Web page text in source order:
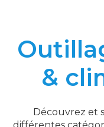
&
Découvrez et